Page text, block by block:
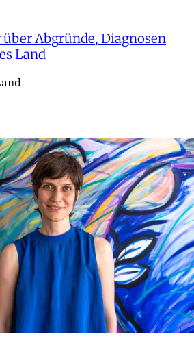
Abgründe, Diagnosen
Land